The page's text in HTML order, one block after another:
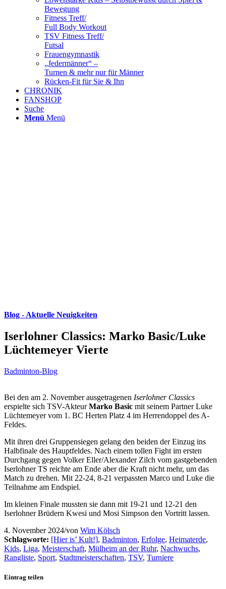
Bewegung
Fitness Treff/
Full Body Workout
TSV Fitness Treff/
Futsal
Frauengymnastik
„Jedermänner“ –
Turnen & mehr nur für Männer
Rücken-Fit für Sie & Ihn
CHRONIK
FANSHOP
Suche
Menü Menü
Blog - Aktuelle Neuigkeiten
Iserlohner Classics: Marko Basic/Luke
Lüchtemeyer Vierte
Badminton-Blog
Bei den am 2. November ausgetragenen Iserlohner Classics
erspielte sich TSV-AkteurMarko Basic mit seinem Partner Luke
Lüchtemeyer vom 1. BC Herten Platz 4 im Herrendoppel des A-
Feldes.
Mit ihren drei Gruppensiegen gelang den beiden der Einzug ins
Halbfinale des Hauptfeldes. Nach einem tollen Fight im ersten
Durchgang gegen Volker Eller/Alexander Zilch vom gastgebenden
Iserlohner TS reichte am Ende aber die Kraft nicht mehr, um das
Match zu drehen. Mit 22-24, 8-21 verpassten Marco und Luke die
Teilnahme am Endspiel.
Im kleinen Finale mussten sie dann mit 19-21 und 12-21 den
Iserlohner Brüdern Kwesi und Mosi Simpson den Vortritt lassen.
4. November 2024/von Wim Kölsch
Schlagworte: [Hier is’ Kult!], Badminton, Erfolge, Heimaterde,
Kids, Liga, Meisterschaft, Mülheim an der Ruhr, Nachwuchs,
Rangliste, Sport, Stadtmeisterschaften, TSV, Turniere
Eintrag teilen